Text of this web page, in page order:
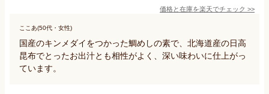
価格と在庫を楽天でチェック >>
ここあ(50代・女性)
国産のキンメダイをつかった鯛めしの素で、北海道産の日高
昆布でとったお出汁とも相性がよく、深い味わいに仕上がっ
ています。